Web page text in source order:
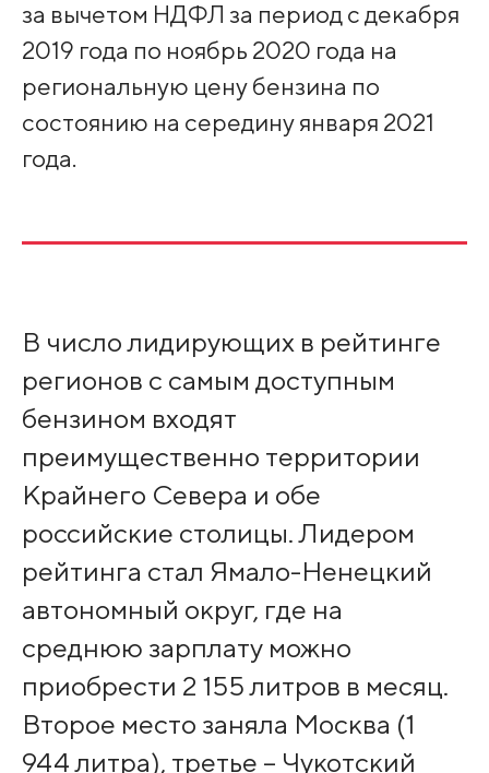
за вычетом НДФЛ за период с декабря
2019 года по ноябрь 2020 года на
региональную цену бензина по
состоянию на середину января 2021
года.
В число лидирующих в рейтинге
регионов с самым доступным
бензином входят
преимущественно территории
Крайнего Севера и обе
российские столицы. Лидером
рейтинга стал Ямало-Ненецкий
автономный округ, где на
среднюю зарплату можно
приобрести 2 155 литров в месяц.
Второе место заняла Москва (1
944 литра), третье – Чукотский